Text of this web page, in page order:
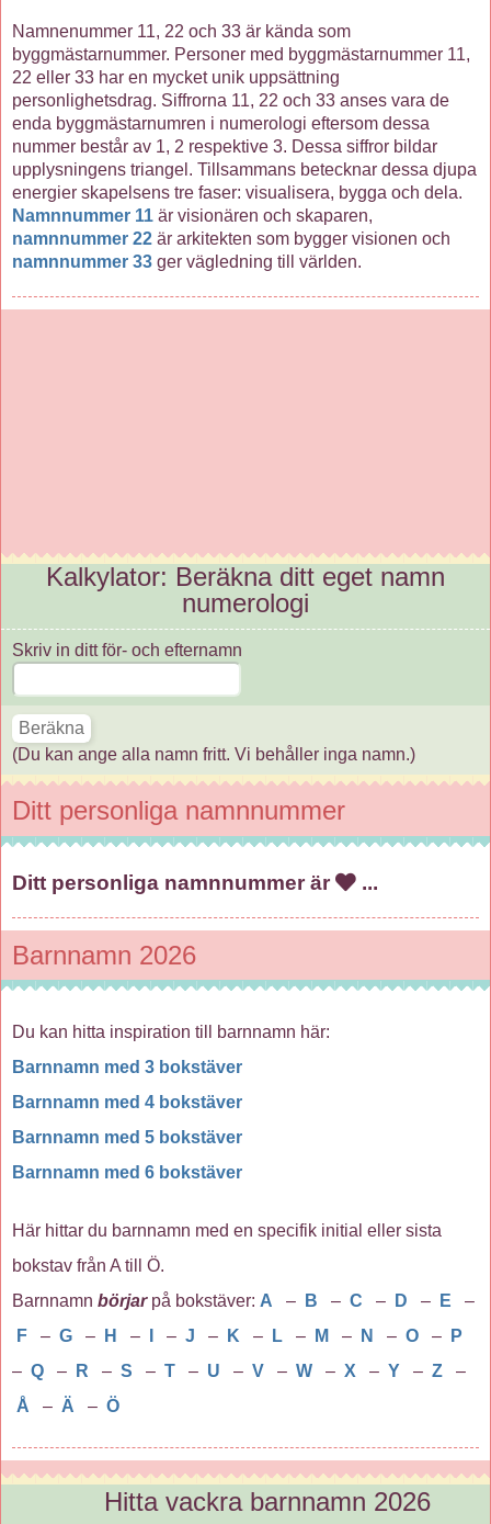
Namnenummer 11, 22 och 33 är kända som
byggmästarnummer. Personer med byggmästarnummer 11,
22 eller 33 har en mycket unik uppsättning
personlighetsdrag. Siffrorna 11, 22 och 33 anses vara de
enda byggmästarnumren i numerologi eftersom dessa
nummer består av 1, 2 respektive 3. Dessa siffror bildar
upplysningens triangel. Tillsammans betecknar dessa djupa
energier skapelsens tre faser: visualisera, bygga och dela.
Namnnummer 11 är visionären och skaparen,
namnnummer 22 är arkitekten som bygger visionen och
namnnummer 33 ger vägledning till världen.
Kalkylator: Beräkna ditt eget namn
numerologi
Skriv in ditt för- och efternamn
(Du kan ange alla namn fritt. Vi behåller inga namn.)
Ditt personliga namnnummer
Ditt personliga namnnummer är ...
Barnnamn 2026
Du kan hitta inspiration till barnnamn här:
Barnnamn med 3 bokstäver
Barnnamn med 4 bokstäver
Barnnamn med 5 bokstäver
Barnnamn med 6 bokstäver
Här hittar du barnnamn med en specifik initial eller sista
bokstav från A till Ö.
Barnnamn börjarpå bokstäver: A – B – C – D – E
–
F
– G – H – – J – K – L – M – N – O –
P
– Q – R – S – T – U – V – W – X – Y – Z
–
Å
– Ä – Ö
Hitta vackra barnnamn 2026